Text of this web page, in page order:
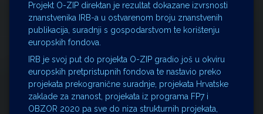
Projekt O-ZIP direktan je rezultat dokazane izvrsnosti
znanstvenika IRB-a u ostvarenom broju znanstvenih
publikacija, suradnji s gospodarstvom te korištenju
europskih fondova.
IRB je svoj put do projekta O-ZIP gradio još u okviru
europskih pretpristupnih fondova te nastavio preko
projekata prekogranične suradnje, projekata Hrvatske
zaklade za znanost, projekata iz programa FP7 i
OBZOR 2020 pa sve do niza strukturnih projekata,